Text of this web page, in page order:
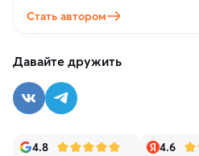
Стать автором
Давайте дружить
4.8 4.6